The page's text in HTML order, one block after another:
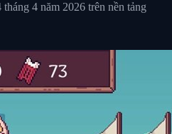
4 năm 2026 trên nền tảng